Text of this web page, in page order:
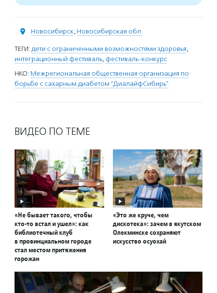
Новосибирск, Новосибирская обл.
ТЕГИ: дети с ограниченными возможностями здоровья,
интеграционный фестиваль, фестиваль-конкурс
НКО: Межрегиональная общественная организация по
борьбе с сахарным диабетом "ДиалайфСибирь"
ВИДЕО ПО ТЕМЕ
«Не бывает такого, чтобы
кто-то встал и ушел»: как
библиотечный клуб
в провинциальном городе
стал местом притяжения
горожан
«Это же круче, чем
дискотека»: зачем в якутском
Олекминске сохраняют
искусство осуохай